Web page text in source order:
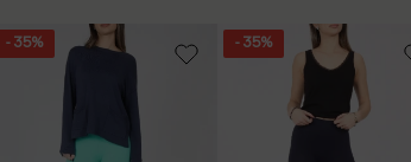
- 35% - 35%